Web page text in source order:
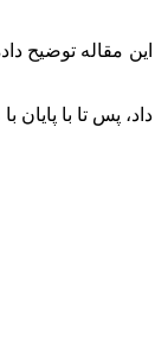
مقاله توضیح
تا با پایان با